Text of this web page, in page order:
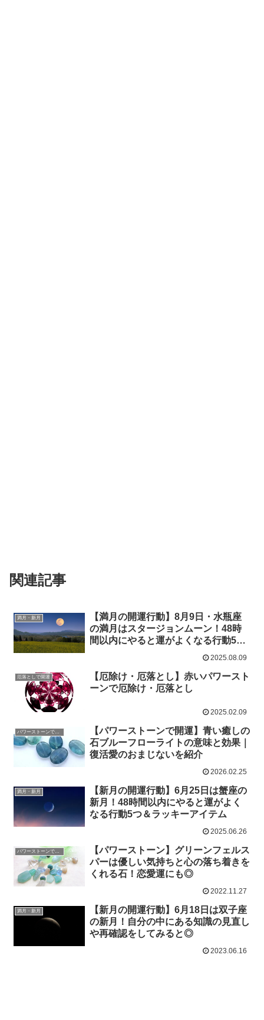
関連記事
満月・新月
【満月の開運行動】8月9日・水瓶座
の満月はスタージョンムーン！48時
間以内にやると運がよくなる行動5つ
2025.08.09
厄落としで開運
【厄除け・厄落とし】赤いパワースト
ーンで厄除け・厄落とし
2025.02.09
パワーストーンで開運
【パワーストーンで開運】青い癒しの
石ブルーフローライトの意味と効果｜
復活愛のおまじないを紹介
2026.02.25
満月・新月
【新月の開運行動】6月25日は蟹座の
新月！48時間以内にやると運がよく
なる行動5つ＆ラッキーアイテム
2025.06.26
パワーストーンで開運
【パワーストーン】グリーンフェルス
パーは優しい気持ちと心の落ち着きを
くれる石！恋愛運にも◎
2022.11.27
満月・新月
【新月の開運行動】6月18日は双子座
の新月！自分の中にある知識の見直し
や再確認をしてみると◎
2023.06.16